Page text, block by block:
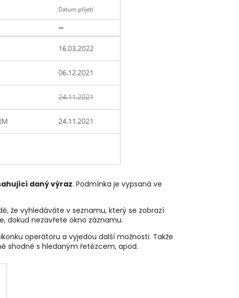
daný výraz. Podmínka je vypsaná ve
že vyhledáváte v seznamu, který se zobrazí
dokud nezavřete okno záznamu.
operátoru a vyjedou další možnosti. Takže
shodné s hledaným řetězcem, apod.